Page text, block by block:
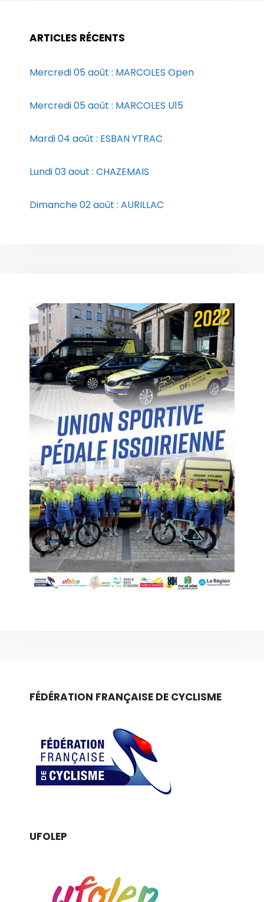
ARTICLES RÉCENTS
Mercredi 05 août : MARCOLES Open
Mercredi 05 août : MARCOLES U15
Mardi 04 août : ESBAN YTRAC
Lundi 03 aout : CHAZEMAIS
Dimanche 02 août : AURILLAC
FÉDÉRATION FRANÇAISE DE CYCLISME
UFOLEP